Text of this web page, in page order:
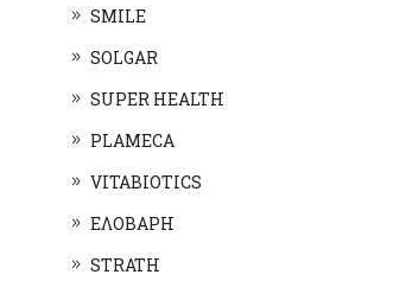
SMILE
SOLGAR
SUPER HEALTH
PLAMECA
VITABIOTICS
ΕΛΟΒΑΡΗ
STRATH